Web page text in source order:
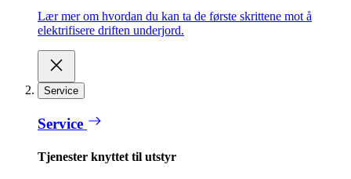
Lær mer om hvordan du kan ta de første skrittene mot å
elektrifisere driften underjord.
Service
Service
Tjenester knyttet til utstyr